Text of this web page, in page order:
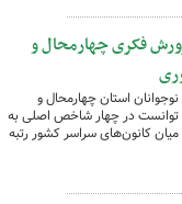
فکری چهارمحال و
استان چهارمحال و
بختیاری در ارزیابی سال ۱۴۰۴ توانست در چهار شاخص اصلی به
کانون‌های سراسر کشور رتبه